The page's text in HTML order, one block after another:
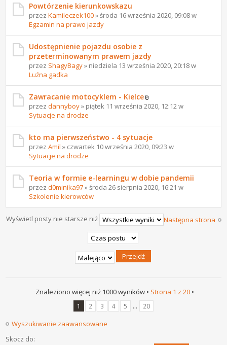
Powtórzenie kierunkowskazu
przezKamileczek100» środa 16 września 2020, 09:08 w
Egzamin na prawo jazdy
Udostępnienie pojazdu osobie z
przeterminowanym prawem jazdy
przez ShagyBagy» niedziela 13 września 2020, 20:18 w
Luźna gadka
Zawracanie motocyklem - Kielce
przezdannyboy» piątek 11 września 2020, 12:12 w
Sytuacje na drodze
kto ma pierwszeństwo - 4 sytuacje
przezAmil » czwartek 10 września 2020, 09:23 w
Sytuacje na drodze
Teoria w formie e-learningu w dobie pandemii
przezd0minika97» środa 26 sierpnia 2020, 16:21 w
Szkolenie kierowców
Następna strona
Wyświetl posty nie starsze niż
Znaleziono więcej niż 1000 wyników • Strona 1 z 20 •
1 2 3 4 5 ... 20
Wyszukiwanie zaawansowane
Skocz do: